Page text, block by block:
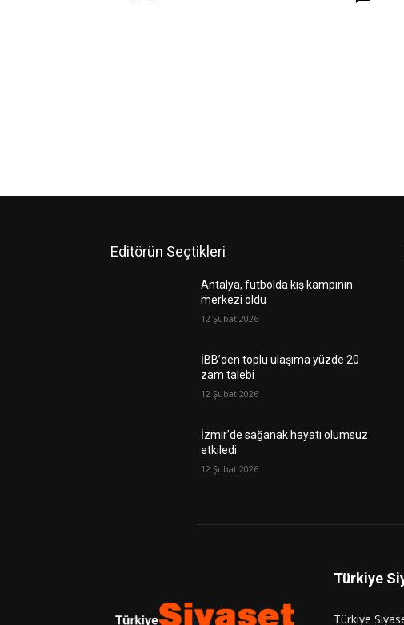
Editörün Seçtikleri
Antalya, futbolda kış kampının
merkezi oldu
12 Şubat 2026
İBB’den toplu ulaşıma yüzde 20
zam talebi
12 Şubat 2026
İzmir’de sağanak hayatı olumsuz
etkiledi
12 Şubat 2026
Türkiye
Türkiye